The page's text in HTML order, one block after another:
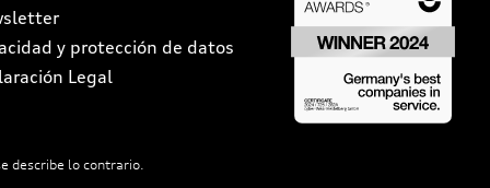
y protección de datos
Legal
describe lo contrario.